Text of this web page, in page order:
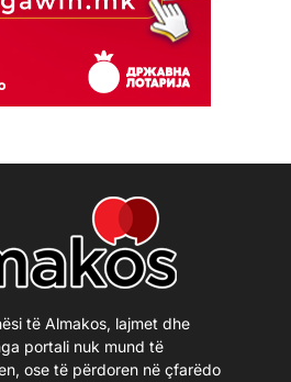
të Almakos, lajmet dhe
portali nuk mund të
ose të përdoren në çfarëdo